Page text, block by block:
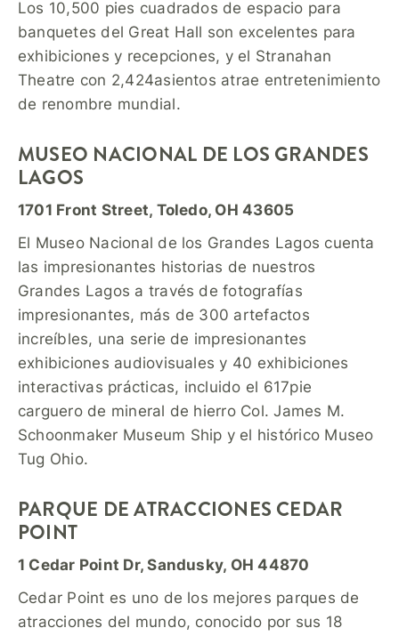
Los 10,500 pies cuadrados de espacio para
banquetes del Great Hall son excelentes para
exhibiciones y recepciones, y el Stranahan
Theatre con 2,424asientos atrae entretenimiento
de renombre mundial.
MUSEO NACIONAL DE LOS GRANDES
LAGOS
1701 Front Street, Toledo, OH 43605
El Museo Nacional de los Grandes Lagos cuenta
las impresionantes historias de nuestros
Grandes Lagos a través de fotografías
impresionantes, más de 300 artefactos
increíbles, una serie de impresionantes
exhibiciones audiovisuales y 40 exhibiciones
interactivas prácticas, incluido el 617pie
carguero de mineral de hierro Col. James M.
Schoonmaker Museum Ship y el histórico Museo
Tug Ohio.
PARQUE DE ATRACCIONES CEDAR
POINT
1 Cedar Point Dr, Sandusky, OH 44870
Cedar Point es uno de los mejores parques de
atracciones del mundo, conocido por sus 18